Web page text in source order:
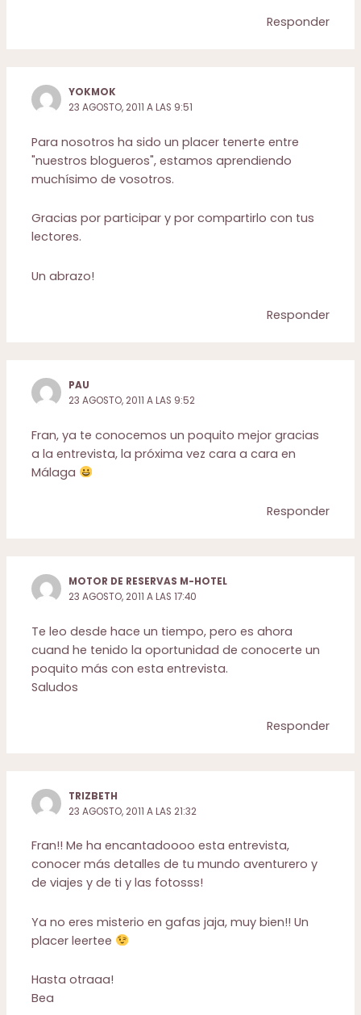
Responder
YOKMOK
23 AGOSTO, 2011 A LAS 9:51
Para nosotros ha sido un placer tenerte entre
"nuestros blogueros", estamos aprendiendo
muchísimo de vosotros.
Gracias por participar y por compartirlo con tus
lectores.
Un abrazo!
Responder
PAU
23 AGOSTO, 2011 A LAS 9:52
Fran, ya te conocemos un poquito mejor gracias
a la entrevista, la próxima vez cara a cara en
Málaga
Responder
MOTOR DE RESERVAS M-HOTEL
23 AGOSTO, 2011 A LAS 17:40
Te leo desde hace un tiempo, pero es ahora
cuand he tenido la oportunidad de conocerte un
poquito más con esta entrevista.
Saludos
Responder
TRIZBETH
23 AGOSTO, 2011 A LAS 21:32
Fran!! Me ha encantadoooo esta entrevista,
conocer más detalles de tu mundo aventurero y
de viajes y de ti y las fotosss!
Ya no eres misterio en gafas jaja, muy bien!! Un
placer leertee
Hasta otraaa!
Bea